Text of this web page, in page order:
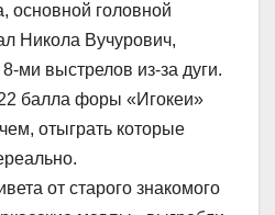
основной головной
Никола Вучурович,
ми выстрелов из-за дуги.
балла форы «Игокеи»
отыграть которые
от старого знакомого